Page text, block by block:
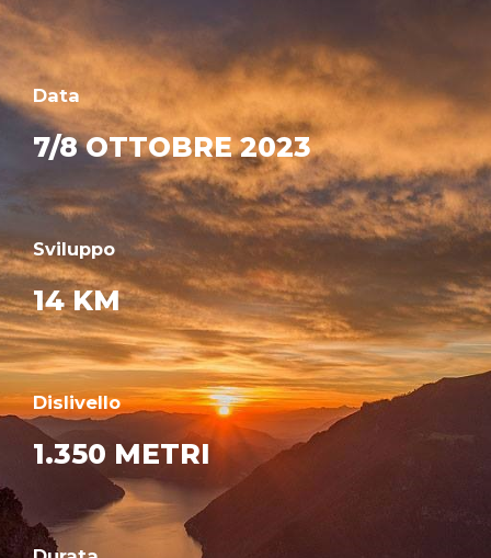
Data
7/8 OTTOBRE 2023
Sviluppo
14 KM
Dislivello
1.350 METRI